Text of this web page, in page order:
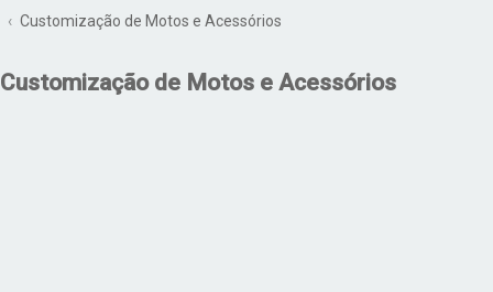
Customização de Motos e Acessórios
Customização de Motos e Acessórios